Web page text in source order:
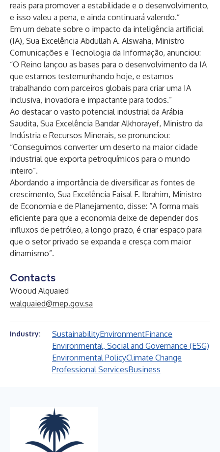
reais para promover a estabilidade e o desenvolvimento,
e isso valeu a pena, e ainda continuará valendo.”
Em um debate sobre o impacto da inteligência artificial
(IA), Sua Excelência Abdullah A. Alswaha, Ministro
Comunicações e Tecnologia da Informação, anunciou:
“O Reino lançou as bases para o desenvolvimento da IA
que estamos testemunhando hoje, e estamos
trabalhando com parceiros globais para criar uma IA
inclusiva, inovadora e impactante para todos.”
Ao destacar o vasto potencial industrial da Arábia
Saudita, Sua Excelência Bandar Alkhorayef, Ministro da
Indústria e Recursos Minerais, se pronunciou:
“Conseguimos converter um deserto na maior cidade
industrial que exporta petroquímicos para o mundo
inteiro”.
Abordando a importância de diversificar as fontes de
crescimento, Sua Excelência Faisal F. Ibrahim, Ministro
de Economia e de Planejamento, disse: “A forma mais
eficiente para que a economia deixe de depender dos
influxos de petróleo, a longo prazo, é criar espaço para
que o setor privado se expanda e cresça com maior
dinamismo”.
Contacts
Wooud Alquaied
walquaied@mep.gov.sa
Industry: SustainabilityEnvironmentFinance
Environmental, Social and Governance (ESG)
Environmental PolicyClimate Change
Professional ServicesBusiness